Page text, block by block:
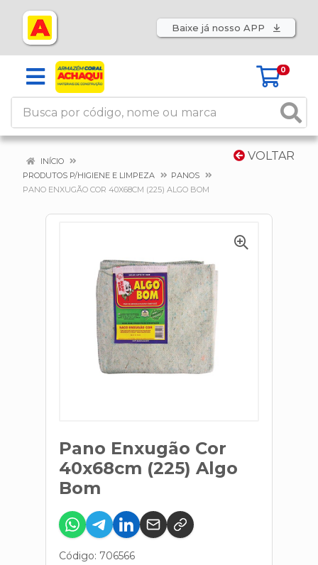
Baixe já nosso APP
0
VOLTAR
INÍCIO
PRODUTOS P/HIGIENE E LIMPEZA
PANOS
PANO ENXUGÃO COR 40X68CM (225) ALGO BOM
Pano Enxugão Cor
40x68cm (225) Algo
Bom
Código: 706566